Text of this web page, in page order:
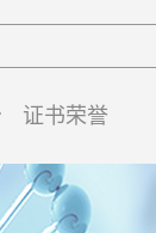
证书荣誉